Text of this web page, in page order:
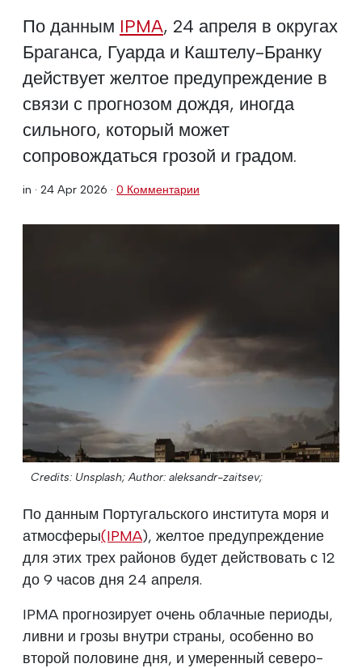
По данным IPMA, 24 апреля в округах
Браганса, Гуарда и Каштелу-Бранку
действует желтое предупреждение в
связи с прогнозом дождя, иногда
сильного, который может
сопровождаться грозой и градом.
in · 24 Apr 2026 · 0 Комментарии
Credits: Unsplash; Author: aleksandr-zaitsev;
По данным Португальского института моря и
атмосферы(IPMA), желтое предупреждение
для этих трех районов будет действовать с 12
до 9 часов дня 24 апреля.
IPMA прогнозирует очень облачные периоды,
ливни и грозы внутри страны, особенно во
второй половине дня, и умеренный северо-